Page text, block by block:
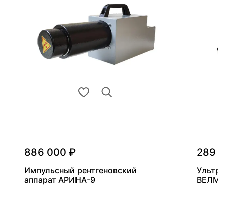
886 000 ₽
Импульсный рентгеновский
аппарат АРИНА-9
289